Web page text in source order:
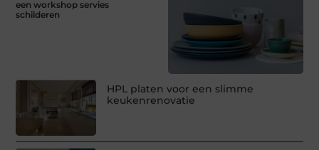
een workshop servies
schilderen
HPL platen voor een slimme
keukenrenovatie